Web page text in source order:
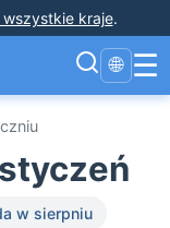
kraje.
🌐 ☰
w sierpniu